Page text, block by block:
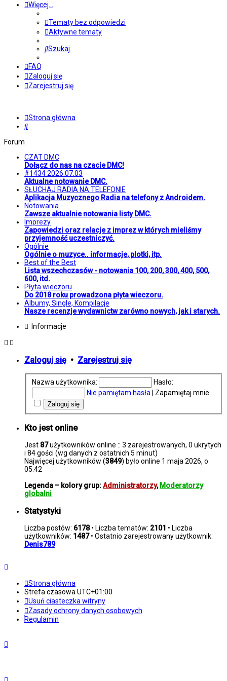
Więcej…
Tematy bez odpowiedzi
Aktywne tematy
Szukaj
FAQ
Zaloguj się
Zarejestruj się
Strona główna
Szukaj
Forum
CZAT DMC
Dołącz do nas na czacie DMC!
#1434 2026.07.03
Aktualne notowanie DMC.
SŁUCHAJ RADIA NA TELEFONIE
Aplikacja Muzycznego Radia na telefony z Androidem.
Notowania
Zawsze aktualnie notowania listy DMC.
Imprezy
Zapowiedzi oraz relacje z imprez w których mieliśmy
przyjemność uczestniczyć.
Ogólnie
Ogólnie o muzyce.. informacje, plotki, itp.
Best of the Best
Lista wszechczasów - notowania 100, 200, 300, 400, 500,
600, itd.
Płyta wieczoru
Do 2018 roku prowadzona płyta wieczoru.
Albumy, Single, Kompilacje
Nasze recenzje wydawnictw zarówno nowych, jak i starych.
Informacje
Zaloguj się • Zarejestruj się
Nazwa użytkownika:
Hasło:
Nie pamiętam hasła
Zapamiętaj mnie
Kto jest online
Jest 87użytkowników online :: 3 zarejestrowanych, 0 ukrytych
i 84 gości (wg danych z ostatnich 5 minut)
Najwięcej użytkowników (3849) było online 1 maja 2026, o
05:42
Legenda – kolory grup:Administratorzy, Moderatorzy
globalni
Statystyki
Liczba postów: 6178• Liczba tematów: 2101 • Liczba
użytkowników: 1487• Ostatnio zarejestrowany użytkownik:
Denis789
Strona główna
Strefa czasowa UTC+01:00
Usuń ciasteczka witryny
Zasady ochrony danych osobowych
Regulamin